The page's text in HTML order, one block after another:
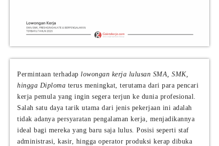
Permintaan terhadap lowongan kerja lulusan SMA, SMK,
hingga Diploma terus meningkat, terutama dari para pencari
kerja pemula yang ingin segera terjun ke dunia profesional.
Salah satu daya tarik utama dari jenis pekerjaan ini adalah
tidak adanya persyaratan pengalaman kerja, menjadikannya
ideal bagi mereka yang baru saja lulus. Posisi seperti staf
administrasi, kasir, hingga operator produksi kerap dibuka